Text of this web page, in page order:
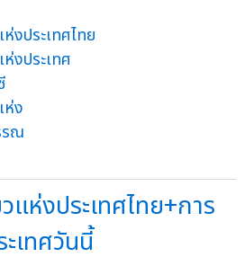
งประเทศไทย
งประเทศ
ห่ง
รณ
แห่งประเทศไทย+การ
เทศวันนี้